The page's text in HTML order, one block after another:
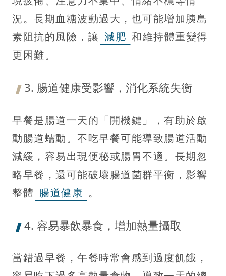
況。長期血糖波動過大，也可能增加胰島
素阻抗的風險，讓 減肥 和維持體重變得
更困難。
3. 腸道健康受影響，消化系統失衡
早餐是腸道一天的「開機鍵」，有助於啟
動腸道蠕動。不吃早餐可能導致腸道活動
減緩，容易出現便秘或腸胃不適。長期忽
略早餐，還可能破壞腸道菌群平衡，影響
整體 腸道健康 。
4. 容易暴飲暴食，增加熱量攝取
當錯過早餐，午餐時常會感到過度飢餓，